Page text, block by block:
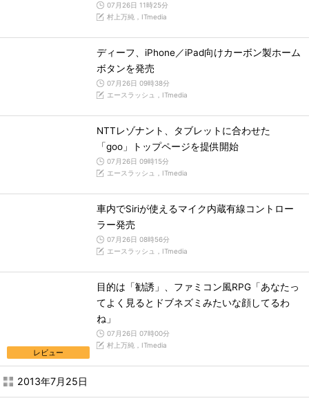
07月26日 11時25分
村上万純，ITmedia
ディーフ、iPhone／iPad向けカーボン製ホーム
ボタンを発売
07月26日 09時38分
エースラッシュ，ITmedia
NTTレゾナント、タブレットに合わせた
「goo」トップページを提供開始
07月26日 09時15分
エースラッシュ，ITmedia
車内でSiriが使えるマイク内蔵有線コントロー
ラー発売
07月26日 08時56分
エースラッシュ，ITmedia
レビュー
目的は「勧誘」、ファミコン風RPG「あなたっ
てよく見るとドブネズミみたいな顔してるわ
ね」
07月26日 07時00分
村上万純，ITmedia
2013年7月25日